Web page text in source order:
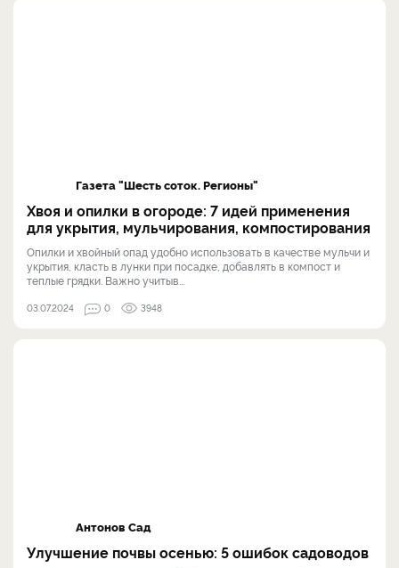
Газета "Шесть соток. Регионы"
Хвоя и опилки в огороде: 7 идей применения
для укрытия, мульчирования, компостирования
Опилки и хвойный опад удобно использовать в качестве мульчи и
укрытия, класть в лунки при посадке, добавлять в компост и
теплые грядки. Важно учитыв...
03.07.2024 0 3948
Антонов Сад
Улучшение почвы осенью: 5 ошибок садоводов